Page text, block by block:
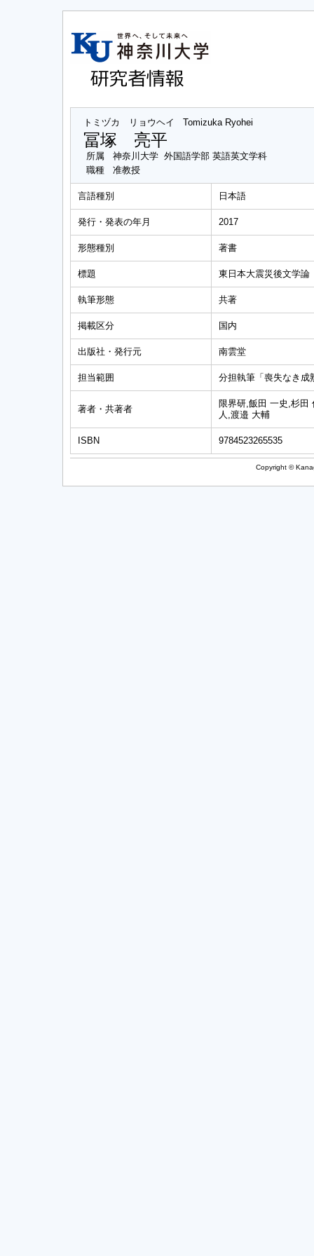
トミヅカ リョウヘイ Tomizuka Ryohei
冨塚 亮平
所属
神奈川大学 外国語学部 英語英文学科
職種
准教授
言語種別 日本語
発行・発表の年月 2017
形態種別 著書
標題 東日本大震災後文学論
執筆形態 共著
掲載区分 国内
出版社・発行元 南雲堂
担当範囲 分担執筆「喪失なき
著者・共著者
限界研,飯田 一史,杉田
人,渡邉 大輔
ISBN 9784523265535
Copyright ©